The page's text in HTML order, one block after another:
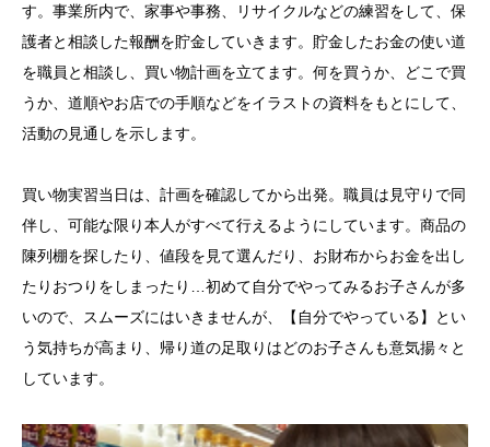
す。事業所内で、家事や事務、リサイクルなどの練習をして、保
護者と相談した報酬を貯金していきます。貯金したお金の使い道
を職員と相談し、買い物計画を立てます。何を買うか、どこで買
うか、道順やお店での手順などをイラストの資料をもとにして、
活動の見通しを示します。
買い物実習当日は、計画を確認してから出発。職員は見守りで同
伴し、可能な限り本人がすべて行えるようにしています。商品の
陳列棚を探したり、値段を見て選んだり、お財布からお金を出し
たりおつりをしまったり…初めて自分でやってみるお子さんが多
いので、スムーズにはいきませんが、【自分でやっている】とい
う気持ちが高まり、帰り道の足取りはどのお子さんも意気揚々と
しています。